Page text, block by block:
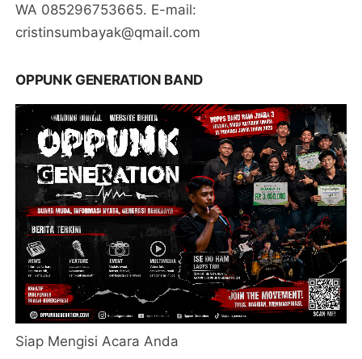
WA 085296753665. E-mail:
cristinsumbayak@qmail.com
OPPUNK GENERATION BAND
Siap Mengisi Acara Anda